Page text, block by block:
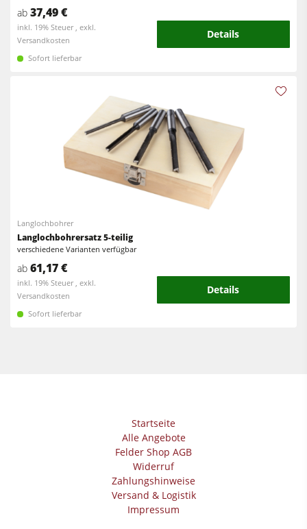
ab 37,49 €
inkl. 19% Steuer , exkl.
Versandkosten
Details
Sofort lieferbar
Langlochbohrer
Langlochbohrersatz 5-teilig
verschiedene Varianten verfügbar
ab 61,17 €
inkl. 19% Steuer , exkl.
Versandkosten
Details
Sofort lieferbar
Startseite
Alle Angebote
Felder Shop AGB
Widerruf
Zahlungshinweise
Versand & Logistik
Impressum